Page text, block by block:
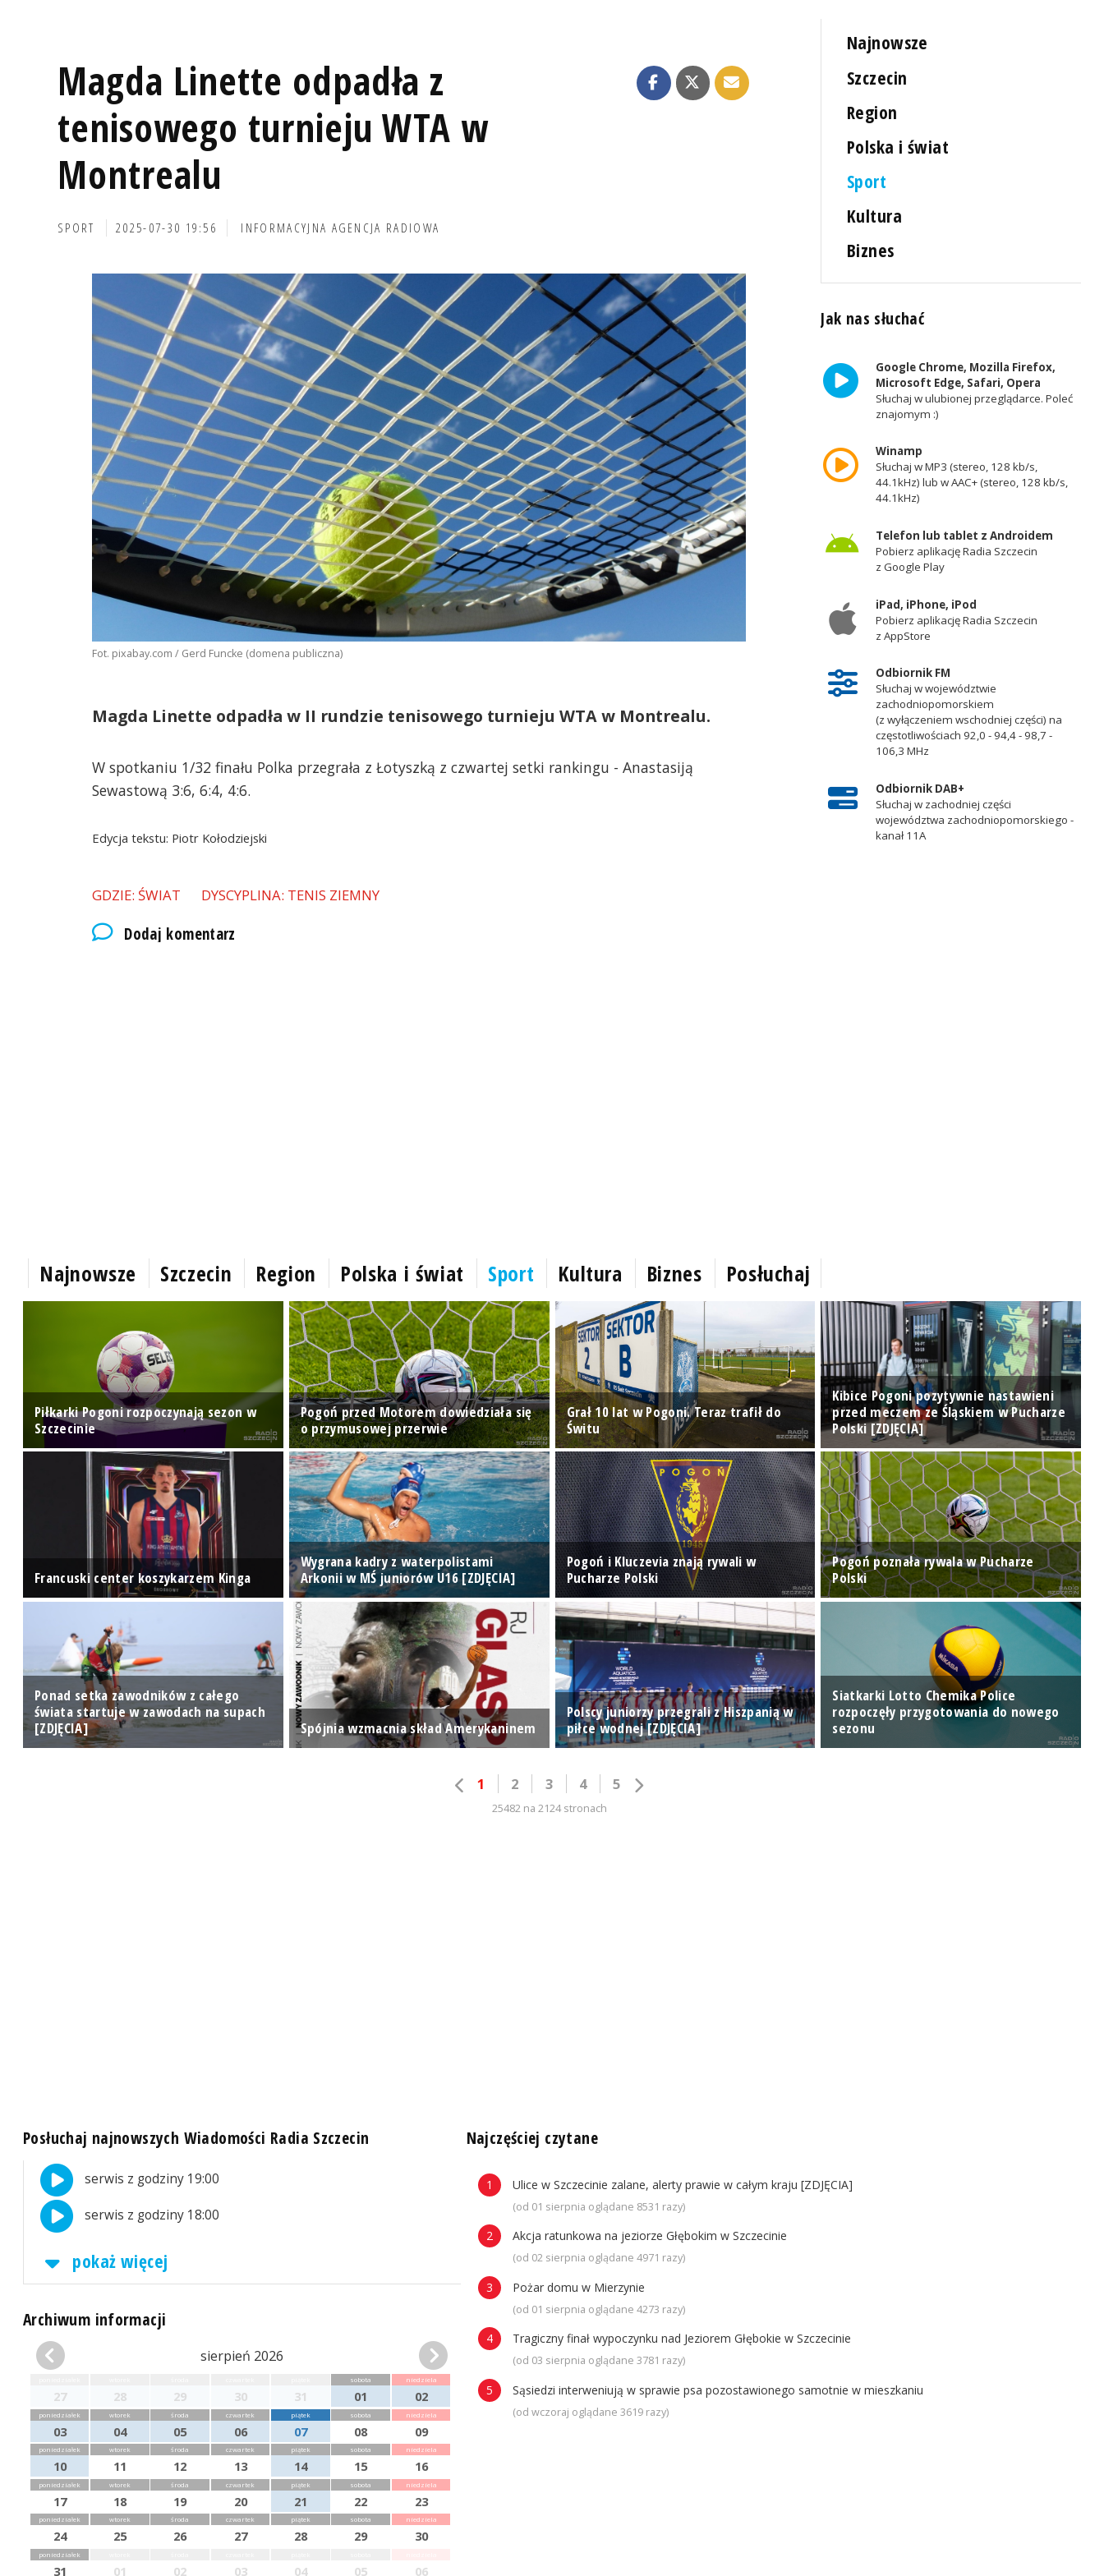
Magda Linette odpadła z
tenisowego turnieju WTA w
Montrealu
SPORT 2025-07-30 19:56 INFORMACYJNA AGENCJA RADIOWA
Fot. pixabay.com / Gerd Funcke (domena publiczna)
Magda Linette odpadła w II rundzie tenisowego turnieju WTA w Montrealu.
W spotkaniu 1/32 finału Polka przegrała z Łotyszką z czwartej setki rankingu - Anastasiją
Sewastową 3:6, 6:4, 4:6.
Edycja tekstu: Piotr Kołodziejski
GDZIE: ŚWIAT DYSCYPLINA: TENIS ZIEMNY
Dodaj komentarz
Najnowsze
Szczecin
Region
Polska i świat
Sport
Kultura
Biznes
Jak nas słuchać
Google Chrome, Mozilla Firefox,
Microsoft Edge, Safari, Opera
Słuchaj w ulubionej przeglądarce. Poleć
znajomym :)
Winamp
Słuchaj w MP3 (stereo, 128 kb/s,
44.1kHz) lub w AAC+ (stereo, 128 kb/s,
44.1kHz)
Telefon lub tablet z Androidem
Pobierz aplikację Radia Szczecin
z Google Play
iPad, iPhone, iPod
Pobierz aplikację Radia Szczecin
z AppStore
Odbiornik FM
Słuchaj w województwie
zachodniopomorskiem
(z wyłączeniem wschodniej części) na
częstotliwościach 92,0 - 94,4 - 98,7 -
106,3 MHz
Odbiornik DAB+
Słuchaj w zachodniej części
województwa zachodniopomorskiego -
kanał 11A
Najnowsze Szczecin Region Polska i świat Sport Kultura Biznes Posłuchaj
Piłkarki Pogoni rozpoczynają sezon w
Szczecinie
Pogoń przed Motorem dowiedziała się
o przymusowej przerwie
Grał 10 lat w Pogoni. Teraz trafił do
Świtu
Kibice Pogoni pozytywnie nastawieni
przed meczem ze Śląskiem w Pucharze
Polski [ZDJĘCIA]
Francuski center koszykarzem Kinga
Wygrana kadry z waterpolistami
Arkonii w MŚ juniorów U16 [ZDJĘCIA]
Pogoń i Kluczevia znają rywali w
Pucharze Polski
Pogoń poznała rywala w Pucharze
Polski
Ponad setka zawodników z całego
świata startuje w zawodach na supach
[ZDJĘCIA]
Spójnia wzmacnia skład Amerykaninem
Polscy juniorzy przegrali z Hiszpanią w
piłce wodnej [ZDJĘCIA]
Siatkarki Lotto Chemika Police
rozpoczęły przygotowania do nowego
sezonu
1 2 3 4 5
25482 na 2124 stronach
Posłuchaj najnowszych Wiadomości Radia Szczecin
serwis z godziny 19:00
serwis z godziny 18:00
pokaż więcej
Archiwum informacji
sierpień 2026
27 28 29 30 31
sobota
01
niedziela
02
poniedziałek
03
wtorek
04
środa
05
czwartek
06
piątek
07
sobota
08
niedziela
09
poniedziałek
10
wtorek
11
środa
12
czwartek
13
piątek
14
sobota
15
niedziela
16
poniedziałek
17
wtorek
18
środa
19
czwartek
20
piątek
21
sobota
22
niedziela
23
poniedziałek
24
wtorek
25
środa
26
czwartek
27
piątek
28
sobota
29
niedziela
30
poniedziałek
31 01 02 03 04 05 06
Najczęściej czytane
Ulice w Szczecinie zalane, alerty prawie w całym kraju [ZDJĘCIA]
(od 01 sierpnia oglądane 8531 razy)
Akcja ratunkowa na jeziorze Głębokim w Szczecinie
(od 02 sierpnia oglądane 4971 razy)
Pożar domu w Mierzynie
(od 01 sierpnia oglądane 4273 razy)
Tragiczny finał wypoczynku nad Jeziorem Głębokie w Szczecinie
(od 03 sierpnia oglądane 3781 razy)
Sąsiedzi interweniują w sprawie psa pozostawionego samotnie w mieszkaniu
(od wczoraj oglądane 3619 razy)